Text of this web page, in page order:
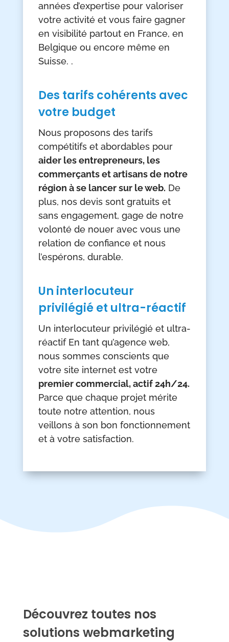
années d’expertise pour valoriser
votre activité et vous faire gagner
en visibilité partout en France, en
Belgique ou encore même en
Suisse. .
Des tarifs cohérents avec
votre budget
Nous proposons des tarifs
compétitifs et abordables pour
aider les entrepreneurs, les
commerçants et artisans de notre
région à se lancer sur le web. De
plus, nos devis sont gratuits et
sans engagement, gage de notre
volonté de nouer avec vous une
relation de confiance et nous
l’espérons, durable.
Un interlocuteur
privilégié et ultra-réactif
Un interlocuteur privilégié et ultra-
réactif En tant qu’agence web,
nous sommes conscients que
votre site internet est votre
premier commercial, actif 24h/24.
Parce que chaque projet mérite
toute notre attention, nous
veillons à son bon fonctionnement
et à votre satisfaction.
Découvrez toutes nos
solutions webmarketing